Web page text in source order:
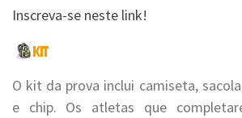
Inscreva-se neste link!
O kit da prova inclui camiseta,
e chip. Os atletas que